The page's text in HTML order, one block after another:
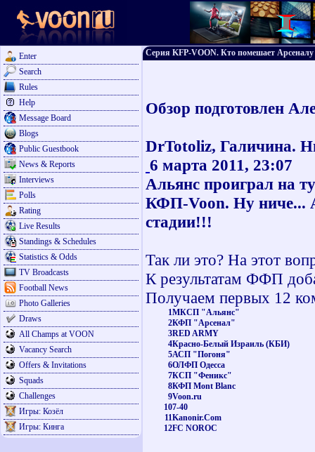
Enter
Search
Rules
Help
Message Board
Blogs
Public Guestbook
News & Reports
Interviews
Polls
Rating
Live Results
Standings & Schedules
Statistics & Odds
TV Broadcasts
Football News
Photo Galleries
Draws
All Champs at VOON
Vacancy Search
Offers & Invitations
Squads
Challenges
Игры: Козёл
Игры: Кинга
Серия KFP-VOON. Кто помешает
Обзор подготовлен
DrTotoliz, Галичина.
6 марта 2011, 23:07
Альянс проиграл на
КФП-Voon. Ну ниче...
стадии!!!
Так ли это? На этот
К результатам ФФП
Получаем первых 12
1МКСП "Альянс"
2КФП "Арсенал"
3RED ARMY
4Красно-Белый Израиль (КБИ)
5АСП "Погоня"
6ОЛФП Одесса
7КСП "Феникс"
8КФП Mont Blanc
9Voon.ru
107-40
11Kanonir.Com
12FC NOROC